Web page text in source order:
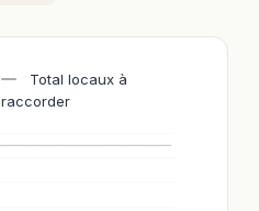
Total locaux à
raccorder